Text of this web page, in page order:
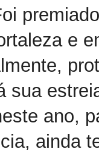
e
sua
ano,
ainda